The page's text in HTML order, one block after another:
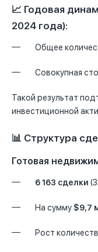
📈 Годовая
2024 года):
Общее
Совокупная
Такой результат
инвестиционной
📊 Структура
Готовая
6 163 сделки
На сумму $9,7
Рост